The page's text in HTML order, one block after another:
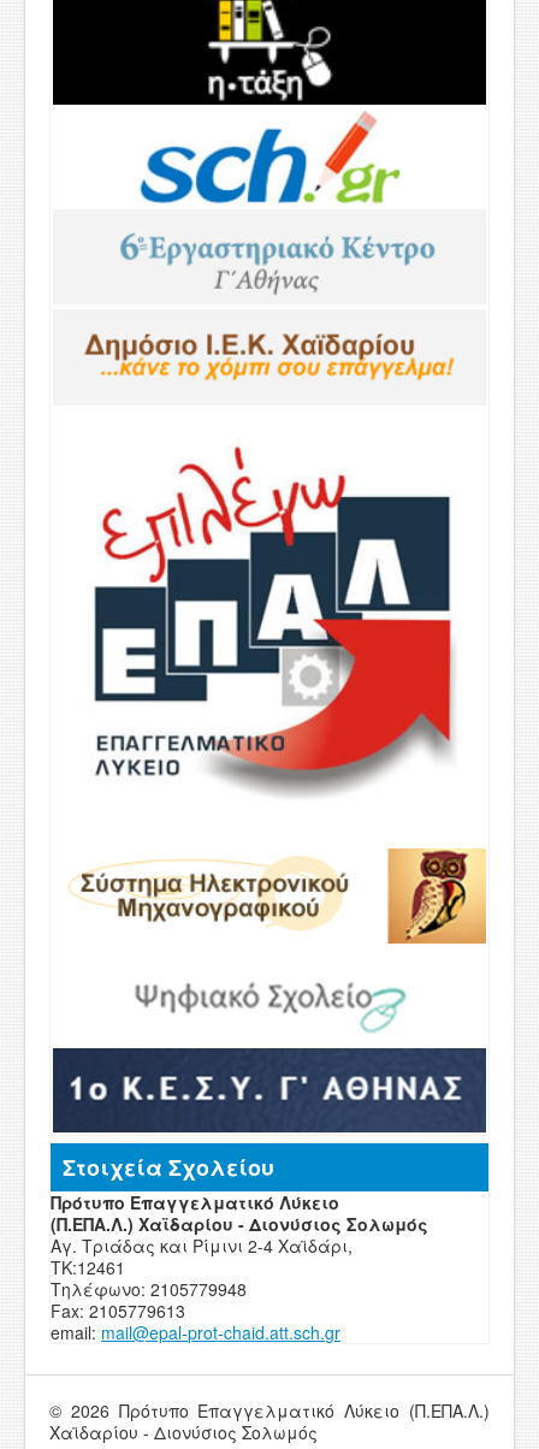
Στοιχεία Σχολείου
Πρότυπο Επαγγελματικό Λύκειο
(Π.ΕΠΑ.Λ.) Χαϊδαρίου - Διονύσιος Σολωμός
Αγ. Τριάδας και Ρίμινι 2-4 Χαϊδάρι,
ΤΚ:12461
Τηλέφωνο: 2105779948
Fax: 2105779613
email: mail@epal-prot-chaid.att.sch.gr
© 2026 Πρότυπο Επαγγελματικό Λύκειο (Π.ΕΠΑ.Λ.)
Χαϊδαρίου - Διονύσιος Σολωμός